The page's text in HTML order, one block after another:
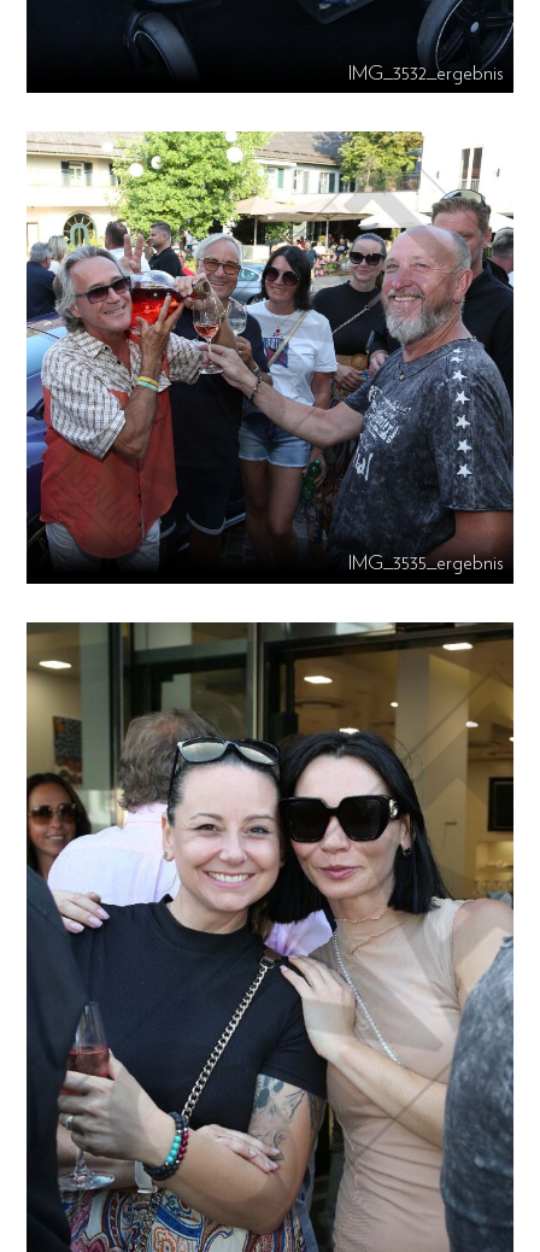
IMG_3532_ergebnis
IMG_3535_ergebnis